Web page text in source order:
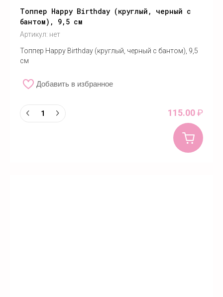
Топпер Happy Birthday (круглый, черный с
бантом), 9,5 см
Артикул: нет
Топпер Happy Birthday (круглый, черный с бантом), 9,5
см
Добавить в избранное
115.00₽